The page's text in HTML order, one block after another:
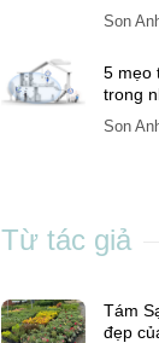
Son
5 mẹo
trong
Son
Từ tác giả
Tám
đẹp